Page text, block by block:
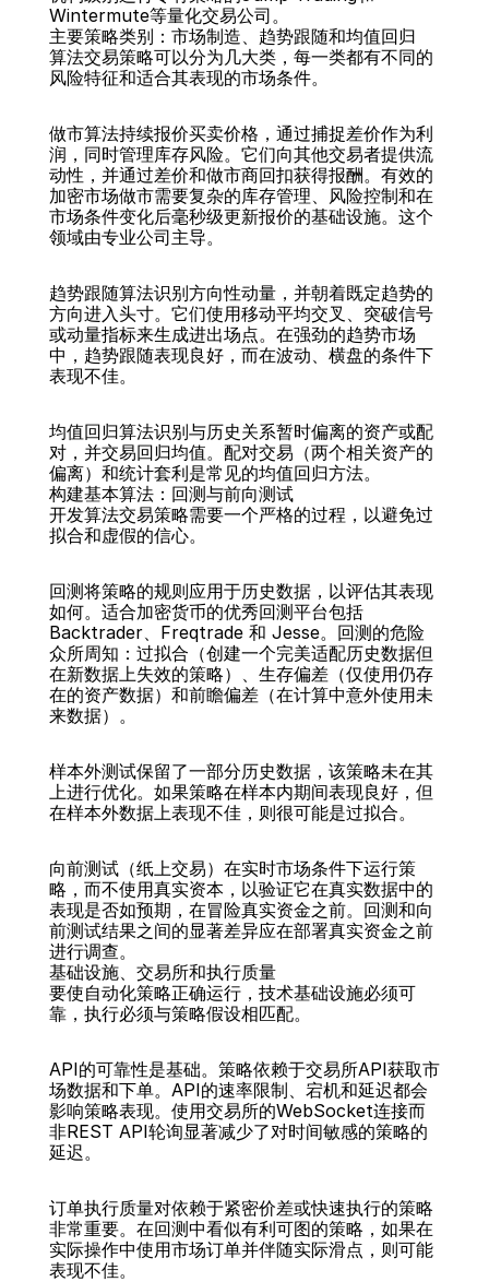
Wintermute等量化交易公司。
主要策略类别：市场制造、趋势跟随和均值回归
算法交易策略可以分为几大类，每一类都有不同的
风险特征和适合其表现的市场条件。
做市算法持续报价买卖价格，通过捕捉差价作为利
润，同时管理库存风险。它们向其他交易者提供流
动性，并通过差价和做市商回扣获得报酬。有效的
加密市场做市需要复杂的库存管理、风险控制和在
市场条件变化后毫秒级更新报价的基础设施。这个
领域由专业公司主导。
趋势跟随算法识别方向性动量，并朝着既定趋势的
方向进入头寸。它们使用移动平均交叉、突破信号
或动量指标来生成进出场点。在强劲的趋势市场
中，趋势跟随表现良好，而在波动、横盘的条件下
表现不佳。
均值回归算法识别与历史关系暂时偏离的资产或配
对，并交易回归均值。配对交易（两个相关资产的
偏离）和统计套利是常见的均值回归方法。
构建基本算法：回测与前向测试
开发算法交易策略需要一个严格的过程，以避免过
拟合和虚假的信心。
回测将策略的规则应用于历史数据，以评估其表现
如何。适合加密货币的优秀回测平台包括
Backtrader、Freqtrade 和 Jesse。回测的危险
众所周知：过拟合（创建一个完美适配历史数据但
在新数据上失效的策略）、生存偏差（仅使用仍存
在的资产数据）和前瞻偏差（在计算中意外使用未
来数据）。
样本外测试保留了一部分历史数据，该策略未在其
上进行优化。如果策略在样本内期间表现良好，但
在样本外数据上表现不佳，则很可能是过拟合。
向前测试（纸上交易）在实时市场条件下运行策
略，而不使用真实资本，以验证它在真实数据中的
表现是否如预期，在冒险真实资金之前。回测和向
前测试结果之间的显著差异应在部署真实资金之前
进行调查。
基础设施、交易所和执行质量
要使自动化策略正确运行，技术基础设施必须可
靠，执行必须与策略假设相匹配。
API的可靠性是基础。策略依赖于交易所API获取市
场数据和下单。API的速率限制、宕机和延迟都会
影响策略表现。使用交易所的WebSocket连接而
非REST API轮询显著减少了对时间敏感的策略的
延迟。
订单执行质量对依赖于紧密价差或快速执行的策略
非常重要。在回测中看似有利可图的策略，如果在
实际操作中使用市场订单并伴随实际滑点，则可能
表现不佳。